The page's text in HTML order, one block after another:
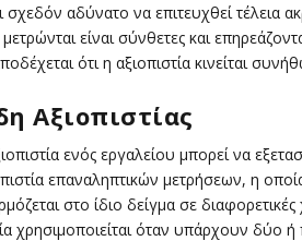
σχεδόν αδύνατο να επιτευχθεί τέλεια
είναι σύνθετες και
ότι η αξιοπιστία κινείται
Αξιοπιστίας
ενός εργαλείου μπορεί να
επαναληπτικών μετρήσεων, η
στο ίδιο δείγμα σε
χρησιμοποιείται όταν υπάρχουν δύο ή